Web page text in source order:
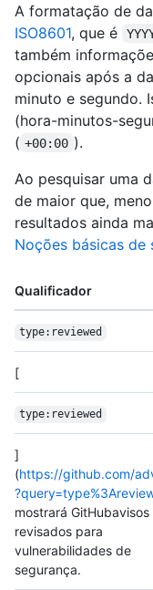
A formatação de
ISO8601, que é
também
opcionais após a
minuto e segundo.
(hora-minutos-
( +00:00 ).
Ao pesquisar uma
de maior que,
resultados ainda
Noções básicas de
Qualificador
type:reviewed
[
type:reviewed
]
(https://github.com/
mostrará GitHubavisos
revisados para
vulnerabilidades de
segurança.